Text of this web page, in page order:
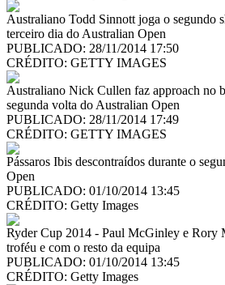
Australiano Todd Sinnott joga o segundo
terceiro dia do Australian Open
PUBLICADO: 28/11/2014 17:50
CRÉDITO: GETTY IMAGES
Australiano Nick Cullen faz approach no
segunda volta do Australian Open
PUBLICADO: 28/11/2014 17:49
CRÉDITO: GETTY IMAGES
Pássaros Ibis descontraídos durante o
Open
PUBLICADO: 01/10/2014 13:45
CRÉDITO: Getty Images
Ryder Cup 2014 - Paul McGinley e Rory
troféu e com o resto da equipa
PUBLICADO: 01/10/2014 13:45
CRÉDITO: Getty Images